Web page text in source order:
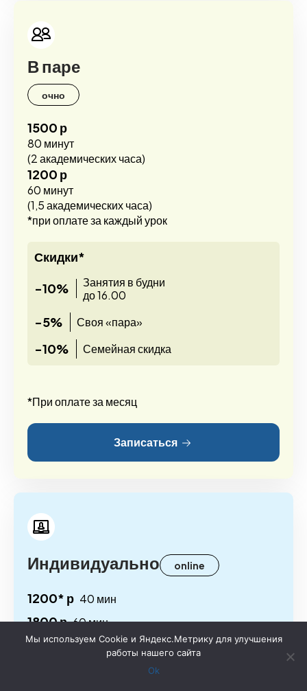
В паре
очно
1500 р
80 минут
(2 академических часа)
1200 р
60 минут
(1,5 академических часа)
*при оплате за каждый урок
Скидки*
-10%
Занятия в будни
до 16.00
-5% Своя «пара»
-10% Семейная скидка
*При оплате за месяц
Записаться
Индивидуально online
1200* р 40 мин
1800 р 60 мин
2100 р 60 мин спецкурс
80 мин
Мы используем Cookie и Яндекс.Метрику для улучшения
работы нашего сайта
Ok